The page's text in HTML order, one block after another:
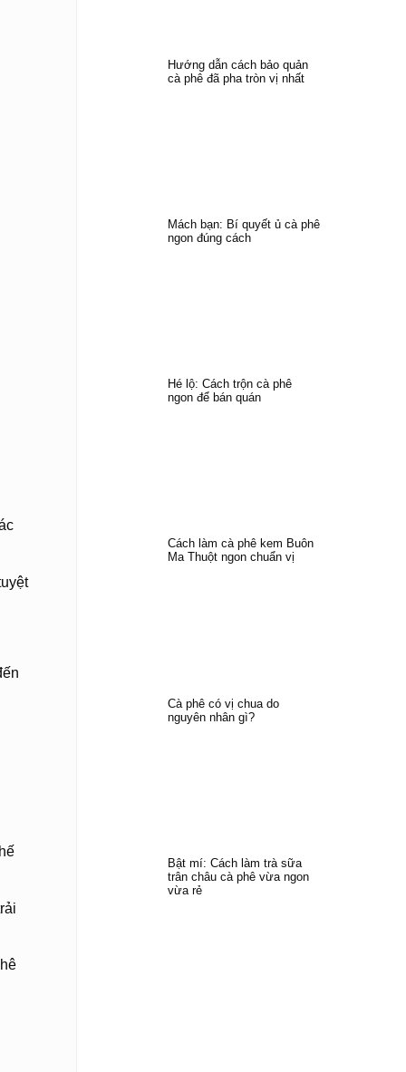
Hướng dẫn cách bảo quản
cà phê đã pha tròn vị nhất
Mách bạn: Bí quyết ủ cà phê
ngon đúng cách
Hé lộ: Cách trộn cà phê
ngon để bán quán
Cách làm cà phê kem Buôn
Ma Thuột ngon chuẩn vị
Cà phê có vị chua do
nguyên nhân gì?
Bật mí: Cách làm trà sữa
trân châu cà phê vừa ngon
vừa rẻ